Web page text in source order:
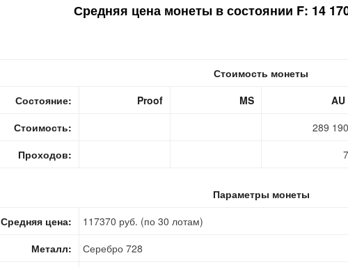
Средняя цена монеты в состоянии F: 14
Стоимость монеты
Состояние:
Proof MS AU
Стоимость:
289 190
Проходов:
7
Параметры монеты
Средняя цена:
117370 руб. (по 30 лотам)
Металл:
Серебро 728